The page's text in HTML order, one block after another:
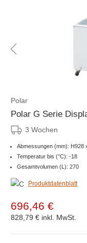
Polar
Polar G Serie
3 Wochen
Abmessungen (mm): H928
Temperatur bis (°C): -18
Gesamtvolumen (L): 270
Produktdatenblatt
696,46 €
828,79 € inkl. MwSt.